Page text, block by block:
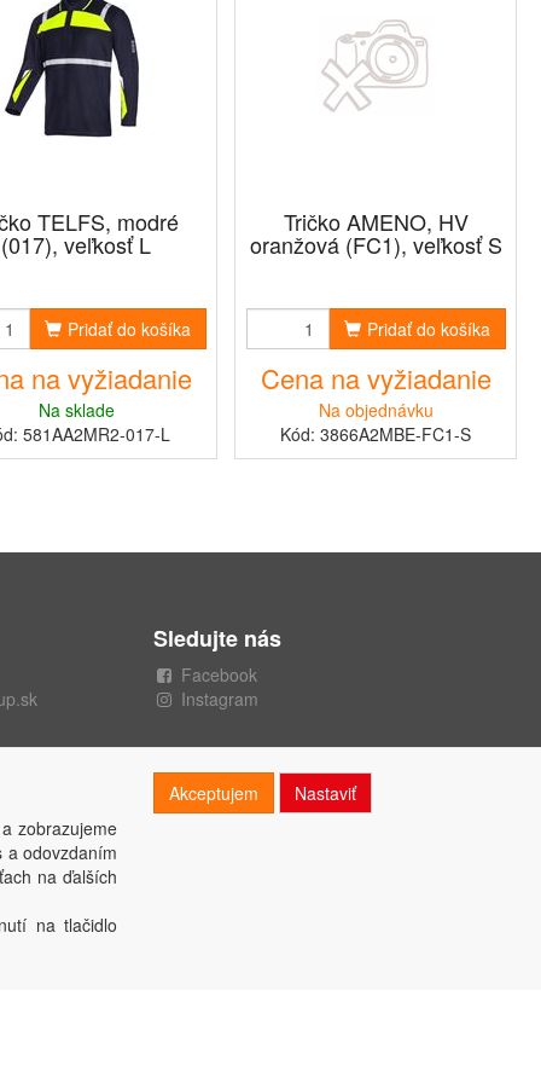
TELFS, modré
(017), veľkosť L
Pridať do košíka
na vyžiadanie
Na sklade
581AA2MR2-017-L
Tričko AMENO, HV
oranžová (FC1), veľkosť S
Pridať do košíka
Cena na vyžiadanie
Na objednávku
Kód: 3866A2MBE-FC1-S
Sledujte nás
Facebook
Instagram
zobrazujeme
a odovzdaním
na ďalších
na tlačidlo
Akceptujem Nastaviť